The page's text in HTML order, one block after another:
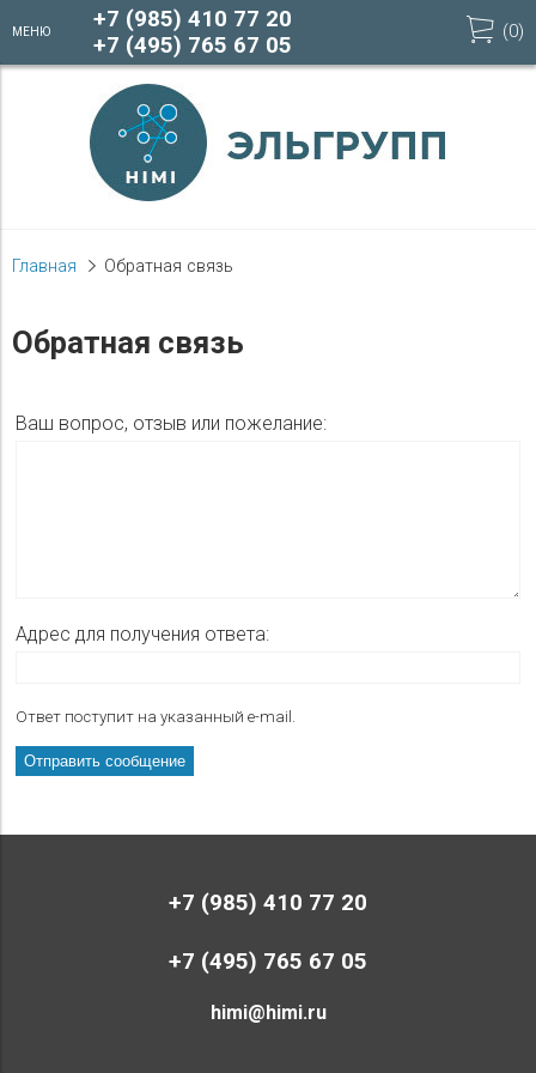
МЕНЮ
+7 (985) 410 77 20
+7 (495) 765 67 05
(0)
Главная Обратная связь
Обратная связь
Ваш вопрос, отзыв или пожелание:
Адрес для получения ответа:
Ответ поступит на указанный e-mail.
+7 (985) 410 77 20
+7 (495) 765 67 05
himi@himi.ru